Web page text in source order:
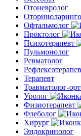
Отоневролог
Офтальмолог
Проктолог
Психотерапевт
Пульмонолог
Ревматолог
Терапевт
Травматолог-
Уролог
Физиотерапевт
Флеболог
Хирург
Эндокринолог